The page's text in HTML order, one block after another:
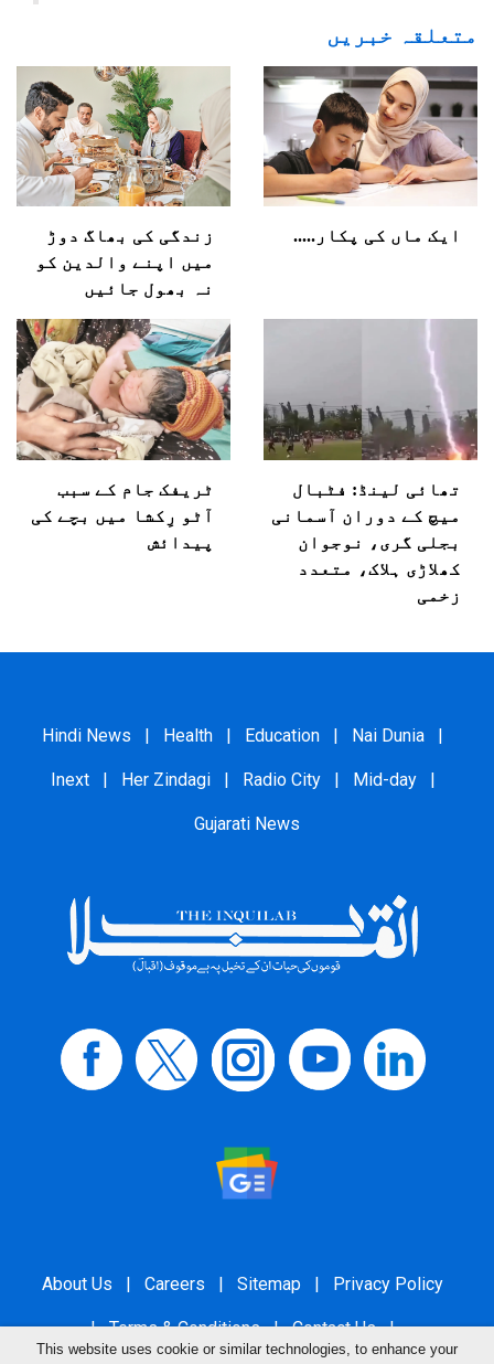
متعلقہ خبریں
ایک ماں کی پکار.....
زندگی کی بھاگ دوڑ
میں اپنے والدین کو
نہ بھول جائیں
تھائی لینڈ: فٹبال
میچ کے دوران آسمانی
بجلی گری، نوجوان
کھلاڑی ہلاک، متعدد
زخمی
ٹریفک جام کے سبب
آٹو رِکشا میں بچے کی
پیدائش
Hindi News | Health | Education | Nai Dunia |
Inext | Her Zindagi | Radio City | Mid-day |
Gujarati News
About Us | Careers | Sitemap | Privacy Policy
| Terms & Conditions | Contact Us |
This website uses cookie or similar technologies, to enhance your